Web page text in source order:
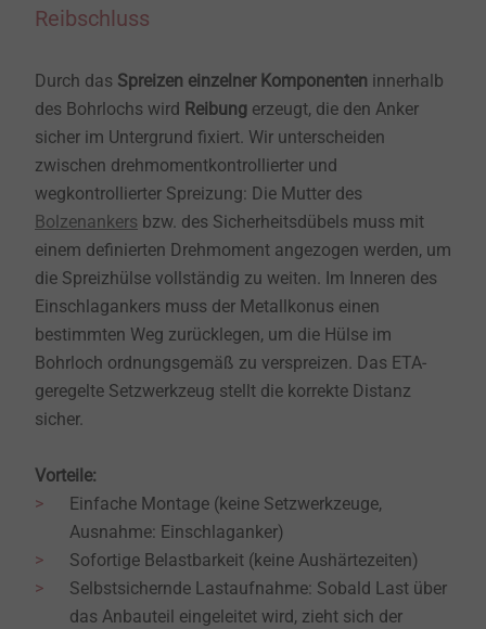
Reibschluss
Durch das Spreizen einzelner Komponenten innerhalb
des Bohrlochs wird Reibung erzeugt, die den Anker
sicher im Untergrund fixiert. Wir unterscheiden
zwischen drehmomentkontrollierter und
wegkontrollierter Spreizung: Die Mutter des
Bolzenankers bzw. des Sicherheitsdübels muss mit
einem definierten Drehmoment angezogen werden, um
die Spreizhülse vollständig zu weiten. Im Inneren des
Einschlagankers muss der Metallkonus einen
bestimmten Weg zurücklegen, um die Hülse im
Bohrloch ordnungsgemäß zu verspreizen. Das ETA-
geregelte Setzwerkzeug stellt die korrekte Distanz
sicher.
Vorteile:
Einfache Montage (keine Setzwerkzeuge,
Ausnahme: Einschlaganker)
Sofortige Belastbarkeit (keine Aushärtezeiten)
Selbstsichernde Lastaufnahme: Sobald Last über
das Anbauteil eingeleitet wird, zieht sich der